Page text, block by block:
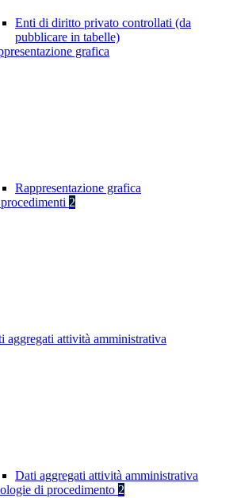
Enti di diritto privato controllati (da
pubblicare in tabelle)
grafica
Rappresentazione grafica
2
aggregati attività amministrativa
Dati aggregati attività amministrativa
di procedimento 2